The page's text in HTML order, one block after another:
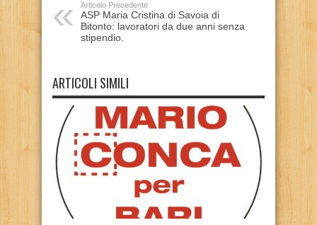
Articolo Precedente
ASP Maria Cristina di Savoia di
Bitonto: lavoratori da due anni senza
stipendio.
ARTICOLI SIMILI